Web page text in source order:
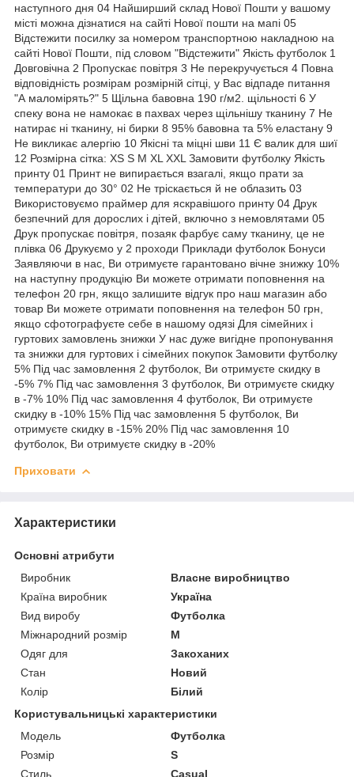
наступного дня 04 Найширший склад Нової Пошти у вашому
місті можна дізнатися на сайті Нової пошти на мапі 05
Відстежити посилку за номером транспортною накладною на
сайті Нової Пошти, під словом "Відстежити" Якість футболок 1
Довговічна 2 Пропускає повітря 3 Не перекручується 4 Повна
відповідність розмірам розмірній сітці, у Вас відпаде питання
"А маломірять?" 5 Щільна бавовна 190 г/м2. щільності 6 У
спеку вона не намокає в пахвах через щільнішу тканину 7 Не
натирає ні тканину, ні бирки 8 95% бавовна та 5% еластану 9
Не викликає алергію 10 Якісні та міцні шви 11 Є валик для шиї
12 Розмірна сітка: XS S M XL XXL Замовити футболку Якість
принту 01 Принт не випирається взагалі, якщо прати за
температури до 30° 02 Не тріскається й не облазить 03
Використовуємо праймер для яскравішого принту 04 Друк
безпечний для дорослих і дітей, включно з немовлятами 05
Друк пропускає повітря, позаяк фарбує саму тканину, це не
плівка 06 Друкуємо у 2 проходи Приклади футболок Бонуси
Заявляючи в нас, Ви отримуєте гарантовано вічне знижку 10%
на наступну продукцію Ви можете отримати поповнення на
телефон 20 грн, якщо залишите відгук про наш магазин або
товар Ви можете отримати поповнення на телефон 50 грн,
якщо сфотографуєте себе в нашому одязі Для сімейних і
гуртових замовлень знижки У нас дуже вигідне пропонування
та знижки для гуртових і сімейних покупок Замовити футболку
5% Під час замовлення 2 футболок, Ви отримуєте скидку в
-5% 7% Під час замовлення 3 футболок, Ви отримуєте скидку
в -7% 10% Під час замовлення 4 футболок, Ви отримуєте
скидку в -10% 15% Під час замовлення 5 футболок, Ви
отримуєте скидку в -15% 20% Під час замовлення 10
футболок, Ви отримуєте скидку в -20%
Приховати
Характеристики
Основні атрибути
Виробник
Власне виробництво
Країна виробник
Україна
Вид виробу
Футболка
Міжнародний розмір
M
Одяг для
Закоханих
Стан
Новий
Колір
Білий
Користувальницькі характеристики
Мoдель
Футболка
Розмір
S
Стиль
Casual